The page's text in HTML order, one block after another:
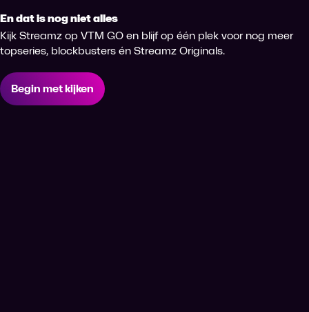
En dat is nog niet alles
Kijk Streamz op VTM GO en blijf op één plek voor nog meer
topseries, blockbusters én Streamz Originals.
Begin met kijken